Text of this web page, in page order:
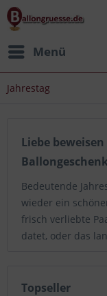
Menü
Jahrestag
Liebe
Bedeutende
wieder ein
frisch verliebte
datet, oder das
Topseller